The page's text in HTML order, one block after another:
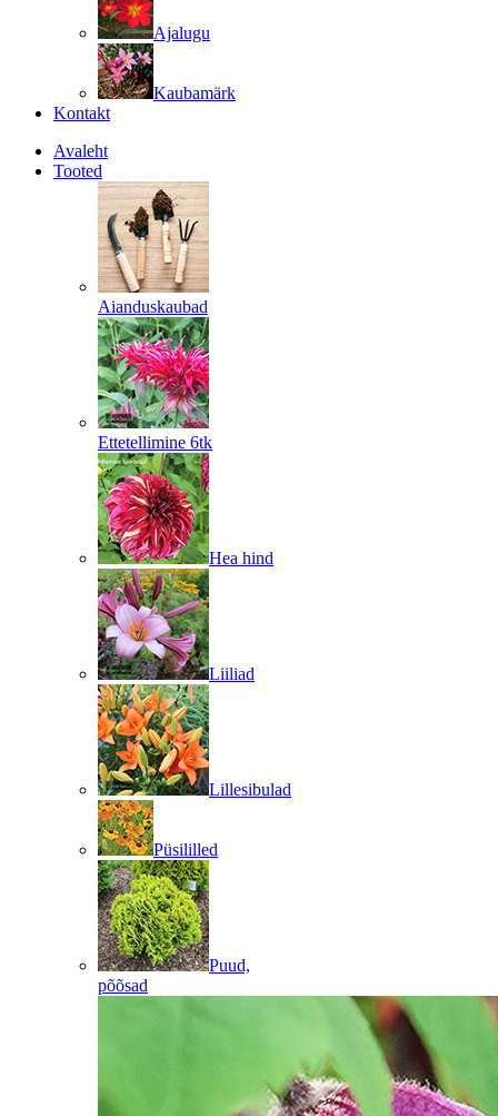
Ajalugu
Kaubamärk
Kontakt
Avaleht
Tooted
Aianduskaubad
Ettetellimine 6tk
Hea hind
Liiliad
Lillesibulad
Püsililled
Puud,
põõsad